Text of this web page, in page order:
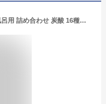
バスボム ギフトセット 24個 入浴剤 お風呂用 詰め合わせ 炭酸 16種類の香り爆弾 肌に優しい 潤い しっとり感 50g/個 持ち運びに便利 人気バスボム バレンタインデー クリスマス 誕生日 プレゼント 女性 子供 母の日 新年 ギフト BOX付